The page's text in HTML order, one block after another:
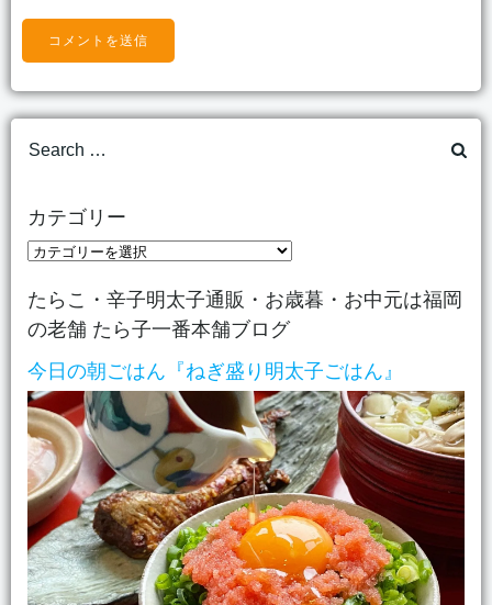
Search
for:
カテゴリー
カ
ゴ
リ
ー
たらこ・辛子明太子通販・お歳暮・お中元は福岡
の老舗 たら子一番本舗ブログ
今日の朝ごはん『ねぎ盛り明太子ごはん』